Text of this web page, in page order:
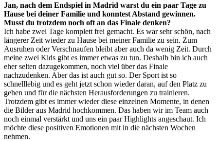
Jan, nach dem Endspiel in Madrid warst du ein paar Tage zu
Hause bei deiner Familie und konntest Abstand gewinnen.
Musst du trotzdem noch oft an das Finale denken?
Ich habe zwei Tage komplett frei gemacht. Es war sehr schön, nach
längerer Zeit wieder zu Hause bei meiner Familie zu sein. Zum
Ausruhen oder Verschnaufen bleibt aber auch da wenig Zeit. Durch
meine zwei Kids gibt es immer etwas zu tun. Deshalb bin ich auch
eher selten dazugekommen, noch viel über das Finale
nachzudenken. Aber das ist auch gut so. Der Sport ist so
schnelllebig und es geht jetzt schon wieder daran, auf den Platz zu
gehen und für die nächsten Herausforderungen zu trainieren.
Trotzdem gibt es immer wieder diese einzelnen Momente, in denen
die Bilder aus Madrid hochkommen. Das haben wir im Team auch
noch einmal verstärkt und uns ein paar Highlights angeschaut. Ich
möchte diese positiven Emotionen mit in die nächsten Wochen
nehmen.